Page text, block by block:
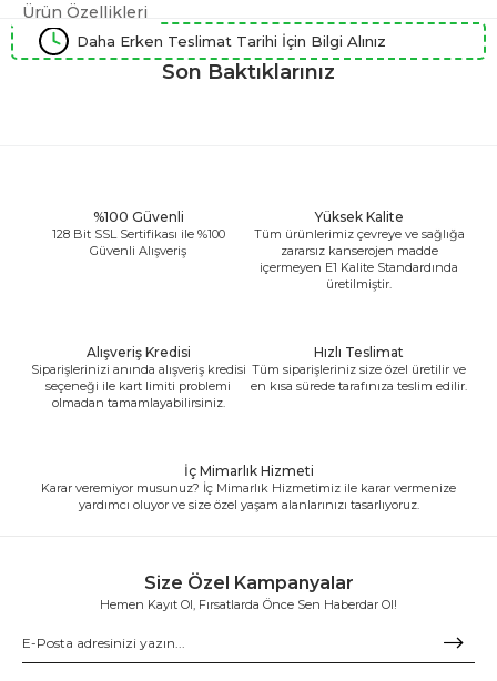
Ürün Özellikleri
Daha Erken Teslimat Tarihi İçin Bilgi Alınız
Son Baktıklarınız
%100 Güvenli
128 Bit SSL Sertifikası ile %100
Güvenli Alışveriş
Yüksek Kalite
Tüm ürünlerimiz çevreye ve sağlığa
zararsız kanserojen madde
içermeyen E1 Kalite Standardında
üretilmiştir.
Alışveriş Kredisi
Siparişlerinizi anında alışveriş kredisi
seçeneği ile kart limiti problemi
olmadan tamamlayabilirsiniz.
Hızlı Teslimat
Tüm siparişleriniz size özel üretilir ve
en kısa sürede tarafınıza teslim edilir.
İç Mimarlık Hizmeti
Karar veremiyor musunuz? İç Mimarlık Hizmetimiz ile karar vermenize
yardımcı oluyor ve size özel yaşam alanlarınızı tasarlıyoruz.
Size Özel Kampanyalar
Hemen Kayıt Ol, Fırsatlarda Önce Sen Haberdar Ol!